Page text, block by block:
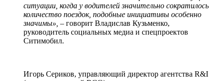
ситуации, когда у водителей значительно сократилось
количество поездок, подобные инициативы особенно
значимы», – говорит Владислав Кузьменко,
руководитель социальных медиа и спецпроектов
Ситимобил.
Игорь Сериков, управляющий директор агентства R&I